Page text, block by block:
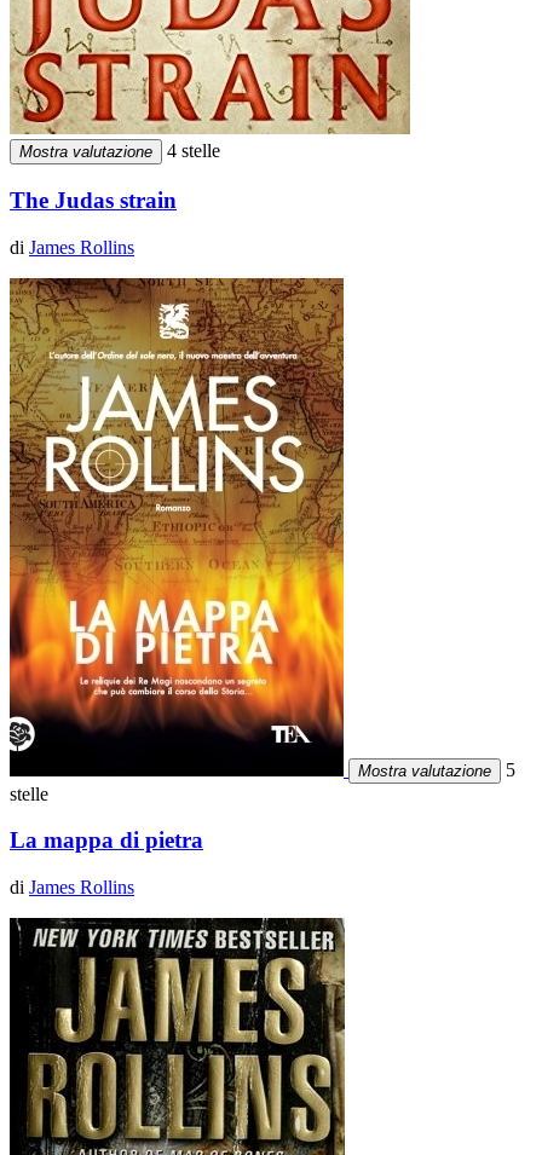
Mostra valutazione 4 stelle
The Judas strain
di James Rollins
Mostra valutazione
5
stelle
La mappa di pietra
di James Rollins